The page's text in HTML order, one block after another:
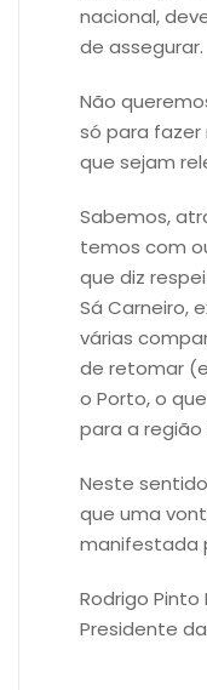
nacional,
de assegurar.
Não
só para fazer
que sejam
Sabemos,
temos com
que diz
Sá Carneiro,
várias
de retomar
o Porto, o
para a região
Neste
que uma
manifestada
Rodrigo Pinto
Presidente da